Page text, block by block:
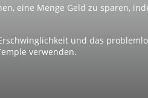
eine Menge Geld zu sparen,
und das
verwenden.